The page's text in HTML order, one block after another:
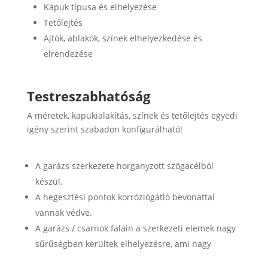
Kapuk típusa és elhelyezése
Tetőlejtés
Ajtók, ablakok, színek elhelyezkedése és
elrendezése
Testreszabhatóság
A méretek, kapukialakítás, színek és tetőlejtés egyedi
igény szerint szabadon konfigurálható!
A garázs szerkezete horganyzott szögacélból
készül.
A hegesztési pontok korróziógátló bevonattal
vannak védve.
A garázs / csarnok falain a szerkezeti elemek nagy
sűrűségben kerültek elhelyezésre, ami nagy